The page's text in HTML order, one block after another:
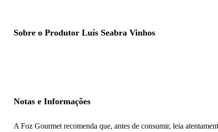
Sobre o Produtor Luís Seabra Vinhos
Notas e Informações
A Foz Gourmet recomenda que, antes de consumir, leia